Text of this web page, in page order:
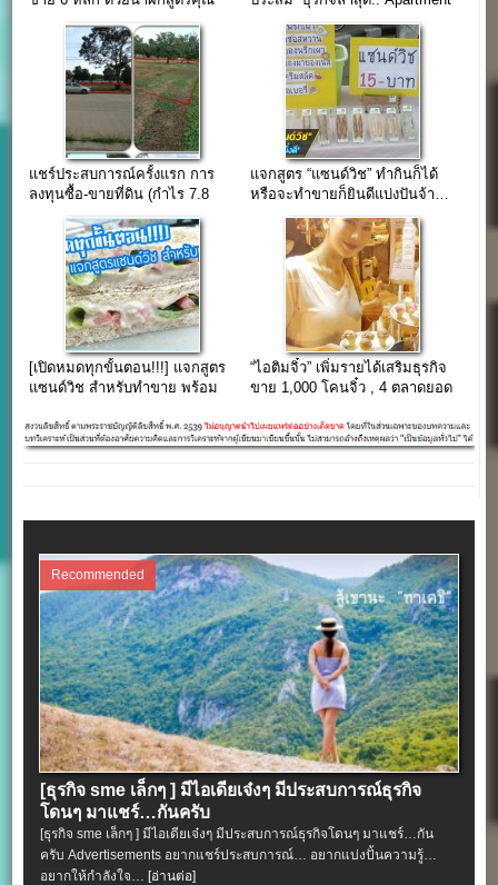
แชร์ประสบการณ์ครั้งแรก การ
ลงทุนซื้อ-ขายที่ดิน (กำไร 7.8
แสนบาท) ด้วยเงินกู้ธนาคาร
แจกสูตร “แซนด์วิช” ทำกินก็ได้
หรือจะทำขายก็ยินดีแบ่งปันจ้า…
[เปิดหมดทุกขั้นตอน!!!] แจกสูตร
แซนด์วิช สำหรับทำขาย พร้อม
อุปกรณ์
“ไอติมจิ๋ว” เพิ่มรายได้เสริมธุรกิจ
ขาย 1,000 โคนจิ๋ว , 4 ตลาดยอด
Recommended
[ธุรกิจ sme เล็กๆ ] มีไอเดียเจ๋งๆ มีประสบการณ์ธุรกิจ
โดนๆ มาแชร์…กันครับ
[ธุรกิจ sme เล็กๆ ] มีไอเดียเจ๋งๆ มีประสบการณ์ธุรกิจโดนๆ มาแชร์…กัน
ครับ Advertisements อยากแชร์ประสบการณ์… อยากแบ่งปั้นความรู้…
อยากให้กำลังใจ…[อ่านต่อ]